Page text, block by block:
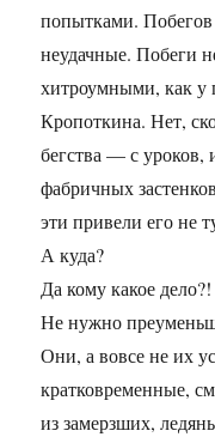
попытками.
неудачные. Побеги
хитроумными, как у
Кропоткина. Нет,
бегства — с уроков,
фабричных
эти привели его не
А куда?
Да кому какое дело?!
Не нужно
Они, а вовсе не их
кратковременные,
из замерзших,